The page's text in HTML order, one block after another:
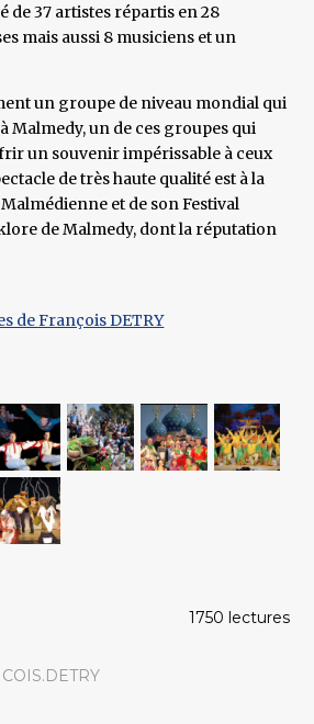
de 37 artistes répartis en 28
mais aussi 8 musiciens et un
un groupe de niveau mondial qui
Malmedy, un de ces groupes qui
un souvenir impérissable à ceux
de très haute qualité est à la
et de son Festival
de Malmedy, dont la réputation
de François DETRY
1750 lectures